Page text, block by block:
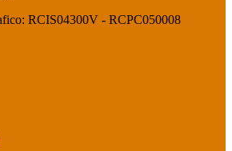
RCIS04300V - RCPC050008